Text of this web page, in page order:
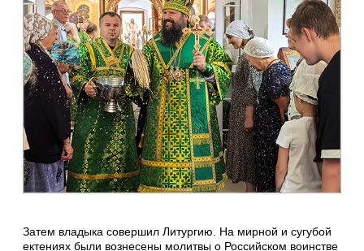
Затем владыка совершил Литургию. На мирной и сугубой
ектениях были вознесены молитвы о Российском воинстве